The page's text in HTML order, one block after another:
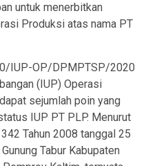
untuk menerbitkan
Produksi atas nama PT
IUP-OP/DPMPTSP/2020
(IUP) Operasi
sejumlah poin yang
IUP PT PLP. Menurut
Tahun 2008 tanggal 25
Tabur Kabupaten